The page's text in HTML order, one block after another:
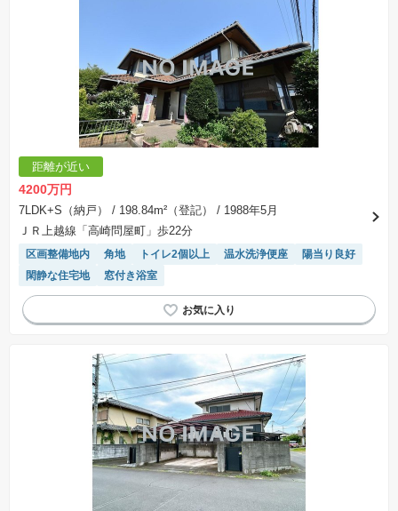
距離が近い
4200万円
7LDK+S（納戸） / 198.84m²（登記）
/ 1988年5月
ＪＲ上越線「高崎問屋町」歩22分
区画整備地内 角地 トイレ2個以上 温水洗浄便座
陽当り良好
閑静な住宅地
窓付き浴室